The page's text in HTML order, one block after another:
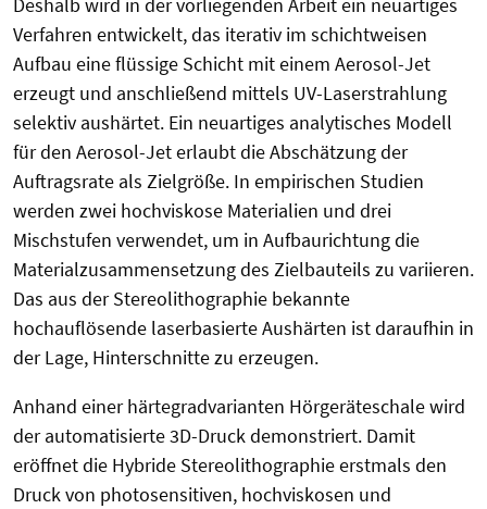
Deshalb wird in der vorliegenden Arbeit ein neuartiges
Verfahren entwickelt, das iterativ im schichtweisen
Aufbau eine flüssige Schicht mit einem Aerosol-Jet
erzeugt und anschließend mittels UV-Laserstrahlung
selektiv aushärtet. Ein neuartiges analytisches Modell
für den Aerosol-Jet erlaubt die Abschätzung der
Auftragsrate als Zielgröße. In empirischen Studien
werden zwei hochviskose Materialien und drei
Mischstufen verwendet, um in Aufbaurichtung die
Materialzusammensetzung des Zielbauteils zu variieren.
Das aus der Stereolithographie bekannte
hochauflösende laserbasierte Aushärten ist daraufhin in
der Lage, Hinterschnitte zu erzeugen.
Anhand einer härtegradvarianten Hörgeräteschale wird
der automatisierte 3D-Druck demonstriert. Damit
eröffnet die Hybride Stereolithographie erstmals den
Druck von photosensitiven, hochviskosen und